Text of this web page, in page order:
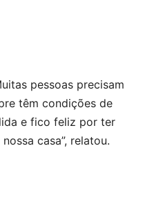
pessoas precisam
têm condições de
e fico feliz por ter
casa”, relatou.